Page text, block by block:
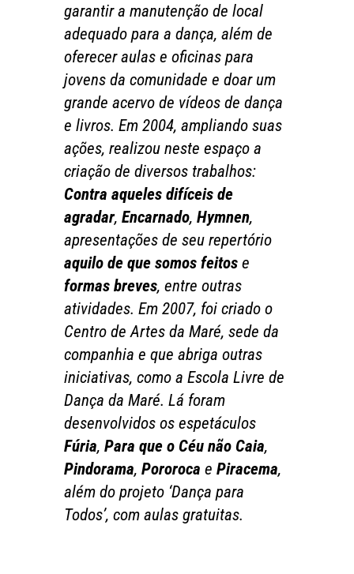
garantir a manutenção de local
adequado para a dança, além de
oferecer aulas e oficinas para
jovens da comunidade e doar um
grande acervo de vídeos de dança
e livros. Em 2004, ampliando suas
ações, realizou neste espaço a
criação de diversos trabalhos:
Contra aqueles difíceis de
agradar, Encarnado, Hymnen,
apresentações de seu repertório
aquilo de que somos feitose
formas breves, entre outras
atividades. Em 2007, foi criado o
Centro de Artes da Maré, sede da
companhia e que abriga outras
iniciativas, como a Escola Livre de
Dança da Maré. Lá foram
desenvolvidos os espetáculos
Fúria, Para que o Céu não Caia,
Pindorama, Pororoca e Piracema,
além do projeto ‘Dança para
Todos’, com aulas gratuitas.